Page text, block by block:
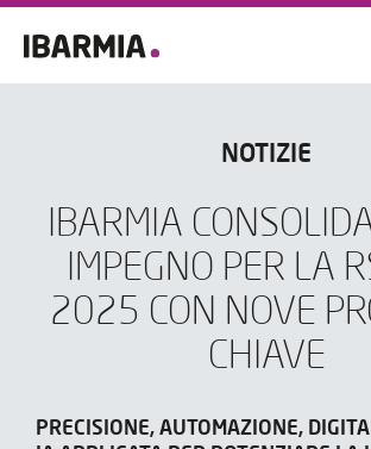
NOTIZIE
IBARMIA
IMPEGNO PER LA
2025 CON NOVE
CHIAVE
PRECISIONE, AUTOMAZIONE,